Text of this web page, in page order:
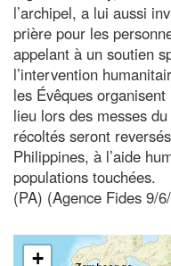
l’archipel, a lui aussi
prière pour les
appelant à un soutien
l’intervention
les Évêques
lieu lors des messes
récoltés seront
Philippines, à l’aide
populations touchées.
(PA) (Agence Fides 9/
+